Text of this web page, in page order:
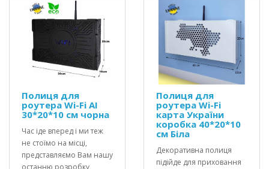
Полиця для
роутера Wi-Fi AI
30*20*10 см чорна
Час іде вперед і ми теж
не стоїмо на місці,
представляємо Вам нашу
Полиця для
роутера Wi-Fi
карта України
коробка 40*20*10
см Біла
Декоративна полиця
підійде для приховання